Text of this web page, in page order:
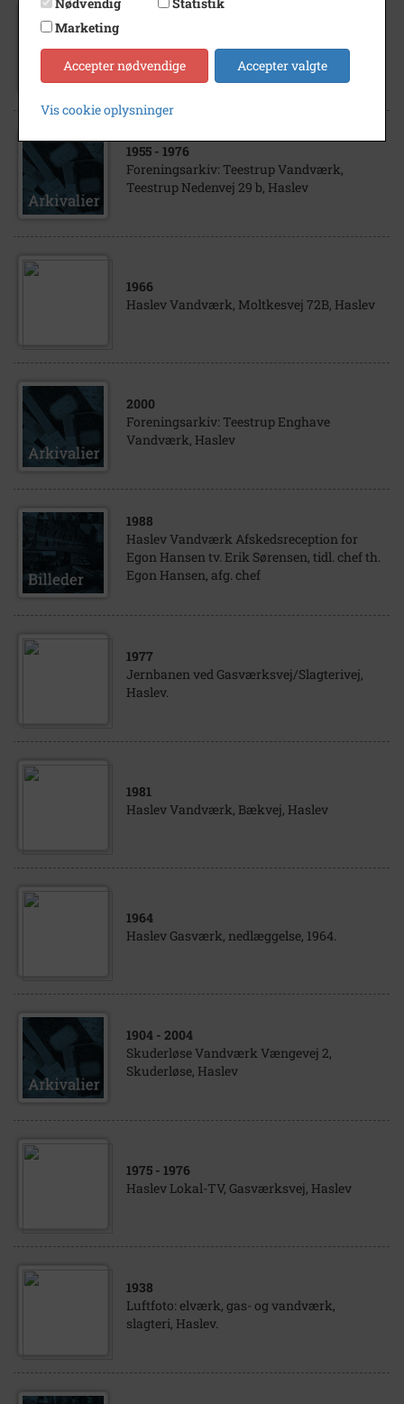
Haslev Vandværk, Gasværksvej 2, Haslev
1955 - 1976
Foreningsarkiv: Teestrup Vandværk,
Teestrup Nedenvej 29 b, Haslev
1966
Haslev Vandværk, Moltkesvej 72B, Haslev
2000
Foreningsarkiv: Teestrup Enghave
Vandværk, Haslev
1988
Haslev Vandværk Afskedsreception for
Egon Hansen tv. Erik Sørensen, tidl. chef th.
Egon Hansen, afg. chef
1977
Jernbanen ved Gasværksvej/Slagterivej,
Haslev.
1981
Haslev Vandværk, Bækvej, Haslev
1964
Haslev Gasværk, nedlæggelse, 1964.
1904 - 2004
Skuderløse Vandværk Vængevej 2,
Skuderløse, Haslev
1975 - 1976
Haslev Lokal-TV, Gasværksvej, Haslev
1938
Luftfoto: elværk, gas- og vandværk,
slagteri, Haslev.
Marketing
Accepter nødvendige Accepter valgte
Vis cookie oplysninger